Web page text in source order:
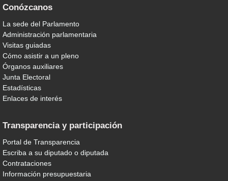
Conózcanos
La sede del Parlamento
Administración parlamentaria
Visitas guiadas
Cómo asistir a un pleno
Órganos auxiliares
Junta Electoral
Estadísticas
Enlaces de interés
Transparencia y participación
Portal de Transparencia
Escriba a su diputado o diputada
Contrataciones
Información presupuestaria